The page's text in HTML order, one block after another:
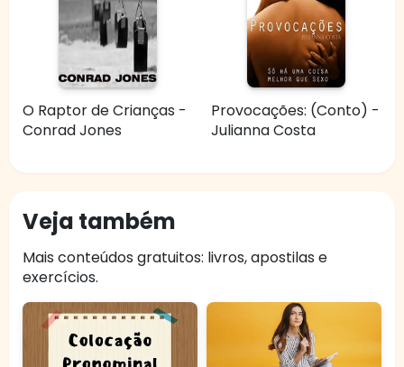
O Raptor de Crianças -
Conrad Jones
Provocações: (Conto) -
Julianna Costa
Veja também
Mais conteúdos gratuitos: livros, apostilas e
exercícios.